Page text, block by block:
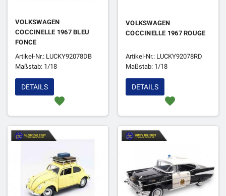
VOLKSWAGEN
COCCINELLE 1967 BLEU
FONCE
Artikel-Nr.: LUCKY92078DB
Maßstab: 1/18
favorite
DETAILS
VOLKSWAGEN
COCCINELLE 1967 ROUGE
Artikel-Nr.: LUCKY92078RD
Maßstab: 1/18
favorite
DETAILS